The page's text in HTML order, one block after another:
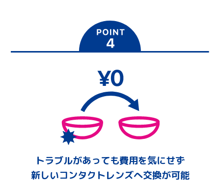
トラブルがあっても費用を気にせず
新しいコンタクトレンズへ交換が可能